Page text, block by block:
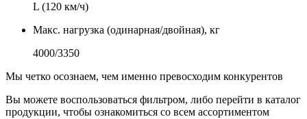
L (120 км/ч)
Макс. нагрузка (одинарная/двойная), кг
4000/3350
Мы четко осознаем, чем именно превосходим конкурентов
Вы можете воспользоваться фильтром, либо перейти в каталог
продукции, чтобы ознакомиться со всем ассортиментом